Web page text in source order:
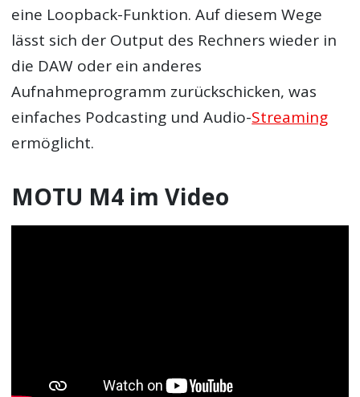
eine Loopback-Funktion. Auf diesem Wege
lässt sich der Output des Rechners wieder in
die DAW oder ein anderes
Aufnahmeprogramm zurückschicken, was
einfaches Podcasting und Audio-Streaming
ermöglicht.
MOTU M4 im Video